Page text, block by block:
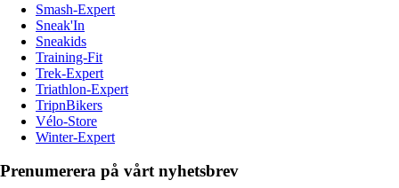
Smash-Expert
Sneak'In
Sneakids
Training-Fit
Trek-Expert
Triathlon-Expert
TripnBikers
Vélo-Store
Winter-Expert
Prenumerera på vårt nyhetsbrev